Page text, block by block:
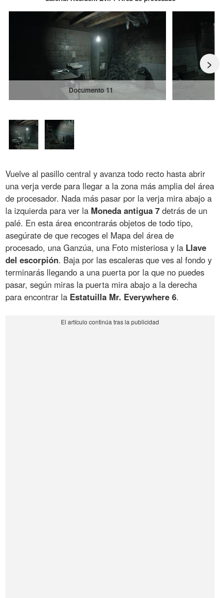
>
Documento 11
Vuelve al pasillo central y avanza todo recto hasta abrir
una verja verde para llegar a la zona más amplia del área
de procesador. Nada más pasar por la verja mira abajo a
la izquierda para ver la Moneda antigua 7 detrás de un
palé. En esta área encontrarás objetos de todo tipo,
asegúrate de que recoges el Mapa del área de
procesado, una Ganzúa, una Foto misteriosa y la Llave
del escorpión. Baja por las escaleras que ves al fondo y
terminarás llegando a una puerta por la que no puedes
pasar, según miras la puerta mira abajo a la derecha
para encontrar la Estatuilla Mr. Everywhere 6.